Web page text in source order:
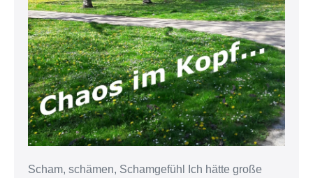
Scham, schämen, Schamgefühl Ich hätte große